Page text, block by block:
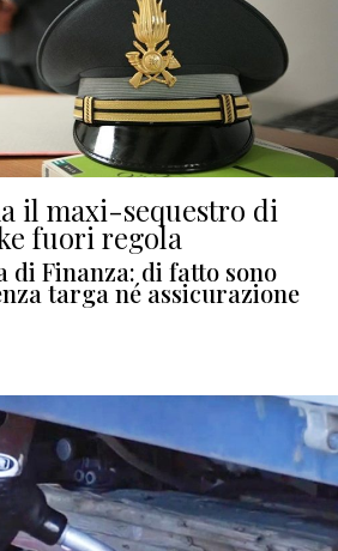
il maxi-sequestro di
fuori regola
di Finanza: di fatto sono
targa né assicurazione